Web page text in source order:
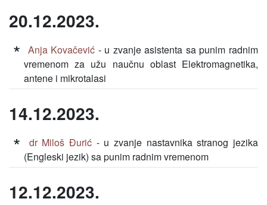
20.12.2023.
Anja Kovačević - u zvanje asistenta sa punim radnim
vremenom za užu naučnu oblast Elektromagnetika,
antene i mikrotalasi
14.12.2023.
dr Miloš Đurić - u zvanje nastavnika stranog jezika
(Engleski jezik) sa punim radnim vremenom
12.12.2023.